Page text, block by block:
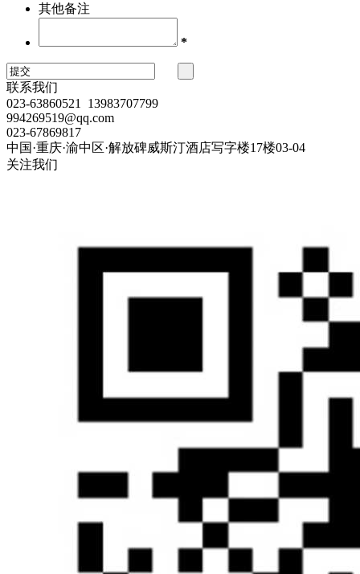
其他备注
*
联系我们
023-63860521 13983707799
994269519@qq.com
023-67869817
中国·重庆·渝中区·解放碑威斯汀酒店写字楼17楼03-04
关注我们